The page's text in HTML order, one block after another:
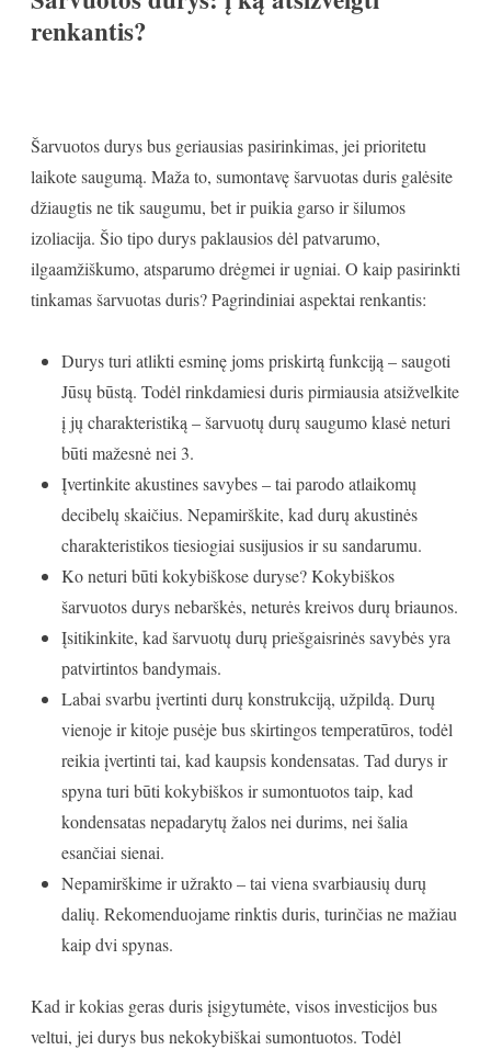
renkantis?
Šarvuotos durys bus geriausias pasirinkimas, jei prioritetu
laikote saugumą. Maža to, sumontavę šarvuotas duris galėsite
džiaugtis ne tik saugumu, bet ir puikia garso ir šilumos
izoliacija. Šio tipo durys paklausios dėl patvarumo,
ilgaamžiškumo, atsparumo drėgmei ir ugniai. O kaip pasirinkti
tinkamas šarvuotas duris? Pagrindiniai aspektai renkantis:
Durys turi atlikti esminę joms priskirtą funkciją – saugoti
Jūsų būstą. Todėl rinkdamiesi duris pirmiausia atsižvelkite
į jų charakteristiką – šarvuotų durų saugumo klasė neturi
būti mažesnė nei 3.
Įvertinkite akustines savybes – tai parodo atlaikomų
decibelų skaičius. Nepamirškite, kad durų akustinės
charakteristikos tiesiogiai susijusios ir su sandarumu.
Ko neturi būti kokybiškose duryse? Kokybiškos
šarvuotos durys nebarškės, neturės kreivos durų briaunos.
Įsitikinkite, kad šarvuotų durų priešgaisrinės savybės yra
patvirtintos bandymais.
Labai svarbu įvertinti durų konstrukciją, užpildą. Durų
vienoje ir kitoje pusėje bus skirtingos temperatūros, todėl
reikia įvertinti tai, kad kaupsis kondensatas. Tad durys ir
spyna turi būti kokybiškos ir sumontuotos taip, kad
kondensatas nepadarytų žalos nei durims, nei šalia
esančiai sienai.
Nepamirškime ir užrakto – tai viena svarbiausių durų
dalių. Rekomenduojame rinktis duris, turinčias ne mažiau
kaip dvi spynas.
Kad ir kokias geras duris įsigytumėte, visos investicijos bus
veltui, jei durys bus nekokybiškai sumontuotos. Todėl